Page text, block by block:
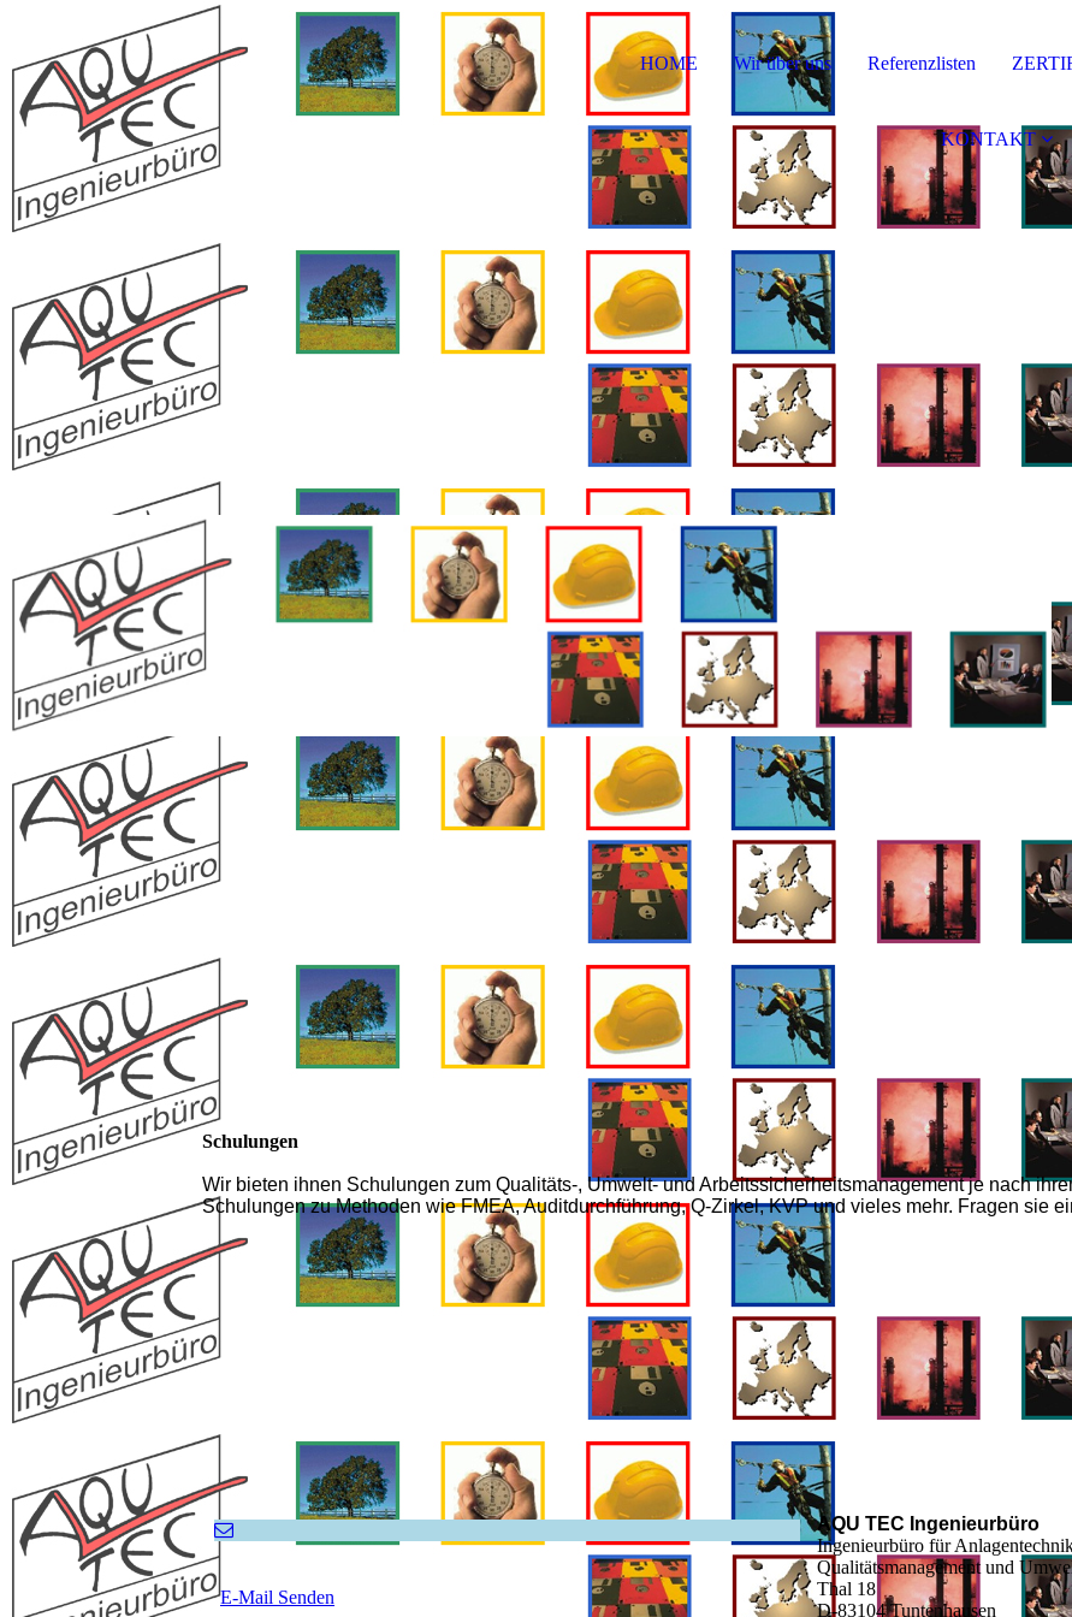
HOME Wir über uns Referenzlisten
KONTAKT
Schulungen
Wir bieten ihnen Schulungen zum Qualitäts-, Umwelt- und Arbeitssicherheitsmanagement je nach
Schulungen zu Methoden wie FMEA, Auditdurchführung, Q-Zirkel, KVP und vieles mehr. Fragen sie
E-Mail Senden
AQU TEC Ingenieurbüro
Ingenieurbüro für
Qualitätsmanagement und
Thal 18
D-83104 Tuntenhausen